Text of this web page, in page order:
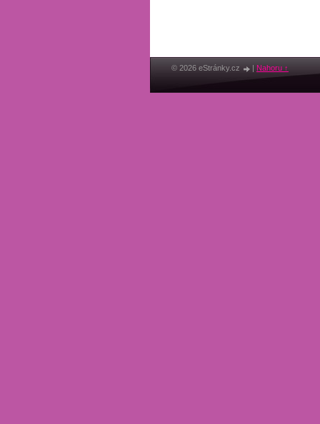
© 2026 eStránky.cz | Nahoru ↑